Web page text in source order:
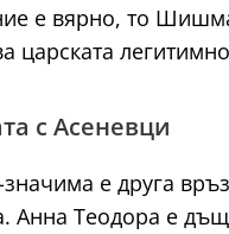
е вярно, то
царската
с Асеневци
е друга
Анна Теодора е